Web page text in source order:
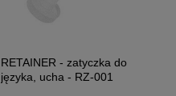
RETAINER - zatyczka do
języka, ucha - RZ-001